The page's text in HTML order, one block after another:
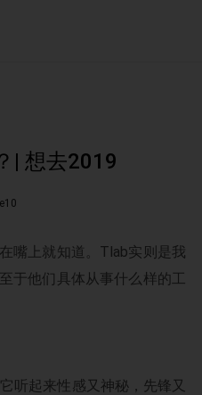
| 想去2019
嘴上就知道。Tlab实则是我
于他们具体从事什么样的工
听起来性感又神秘，先锋又